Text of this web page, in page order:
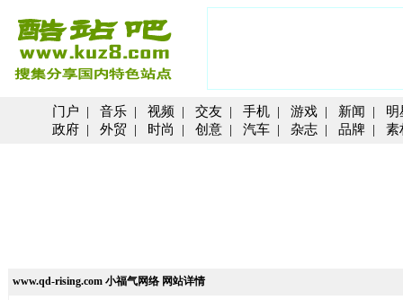
门户 | 音乐 | 视频 | 交友 | 手机 | 游戏 | 新闻 | 明
政府 | 外贸 | 时尚 | 创意 | 汽车 | 杂志 | 品牌 | 素
www.qd-rising.com 小福气网络 网站详情